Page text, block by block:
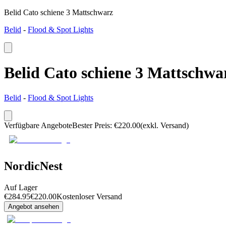
Belid Cato schiene 3 Mattschwarz
Belid - Flood & Spot Lights
Belid Cato schiene 3
Belid - Flood & Spot Lights
Verfügbare AngeboteBester Preis: €220.00(exkl. Versand)
NordicNest
Auf Lager
€284.95€220.00Kostenloser Versand
Angebot ansehen